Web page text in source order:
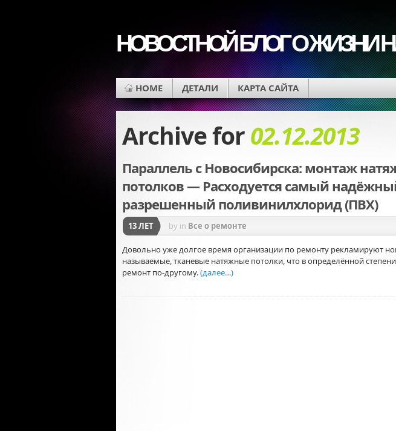
НОВОСТНОЙ БЛОГ О ЖИЗНИ
HOME ДЕТАЛИ КАРТА САЙТА
Archive for02.12.2013
Параллель с Новосибирска: монтаж
потолков — Расходуется самый
разрешенный поливинилхлорид (ПВХ)
13 ЛЕТ by in Все о ремонте
Довольно уже долгое время организации по ремонту рекламируют
называемые, тканевые натяжные потолки, что в определённой
ремонт по-другому.(далее…)